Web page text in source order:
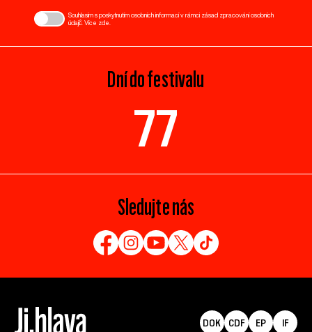
Souhlasím s poskytnutím osobních informací v rámci zásad zpracování osobních
údajů. Více zde
Dní do festivalu
77
Sledujte nás
DOK CDF EP IF